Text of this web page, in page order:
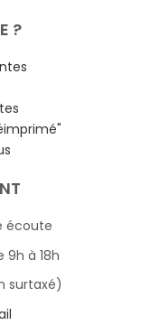
?
écoute
9h à 18h
surtaxé)